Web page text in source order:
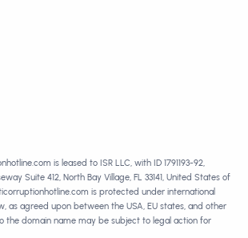
is leased to ISR LLC, with ID 1791193-92,
Suite 412, North Bay Village, FL 33141, United States of
is protected under international
as agreed upon between the USA, EU states, and other
the domain name may be subject to legal action for